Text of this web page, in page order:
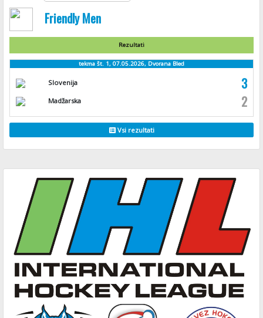
Friendly Men
Rezultati
tekma št. 1, 07.05.2026, Dvorana Bled
Slovenija 3
Madžarska 2
Vsi rezultati